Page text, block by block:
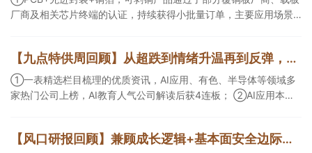
厂商及相关芯片终端的认证，持续获得小批量订单，主要应用场景
等方面具有丰富经验，具备承接细胞与基因治疗产品商业化受托生
产的合规资质，这家公司获净买入。
【九点特供周回顾】从超跌到情绪升温再到反弹，栏目梳理AI应用题材逻辑，AI教育人气公司解读后获4连板
①一表精选栏目梳理的优质资讯，AI应用、有色、半导体等领域多
家热门公司上榜，AI教育人气公司解读后获4连板； ②AI应用本周
角前瞻产业供需情况，提及2家核心公司双双涨停。
【风口研报回顾】兼顾成长逻辑+基本面安全边际！王牌自营前瞻覆盖“pcb+MLCC+电子布”，梳理AI产业链优质标的“深坑起跳”